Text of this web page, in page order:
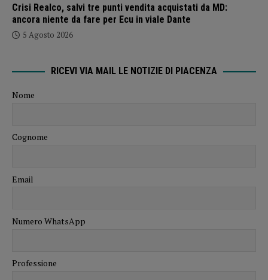
Crisi Realco, salvi tre punti vendita acquistati da MD:
ancora niente da fare per Ecu in viale Dante
5 Agosto 2026
RICEVI VIA MAIL LE NOTIZIE DI PIACENZA
Nome
Cognome
Email
Numero WhatsApp
Professione